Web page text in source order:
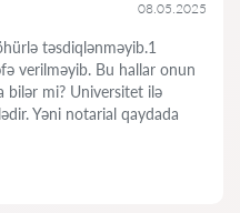
08.05.2025
təsdiqlənməyib.1
verilməyib. Bu hallar onun
bilər mi? Universitet ilə
Yəni notarial qaydada